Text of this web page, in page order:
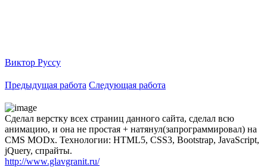
Виктор Руссу
Предыдущая работа Следующая работа
Сделал верстку всех страниц данного сайта, сделал всю
анимацию, и она не простая + натянул(запрограммировал) на
CMS MODx. Технологии: HTML5, CSS3, Bootstrap, JavaScript,
jQuery, спрайты.
http://www.glavgranit.ru/